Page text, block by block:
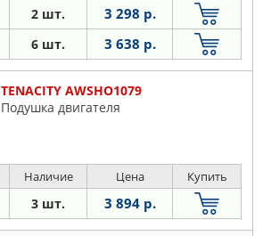
2 шт. 3 298 р.
6 шт. 3 638 р.
TENACITY AWSHO1079
Подушка двигателя
Наличие Цена Купить
3 шт. 3 894 р.